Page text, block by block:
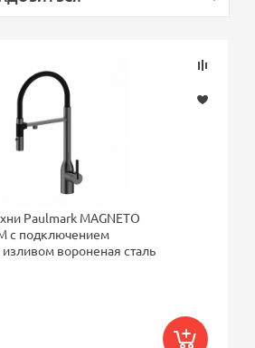
Paulmark MAGNETO
с подключением
вороненая сталь